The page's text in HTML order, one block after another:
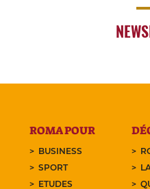
ROMA POUR
BUSINESS
SPORT
ETUDES